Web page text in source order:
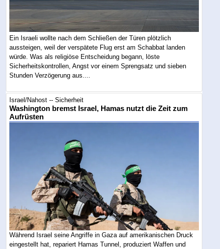
Ein Israeli wollte nach dem Schließen der Türen plötzlich
aussteigen, weil der verspätete Flug erst am Schabbat landen
würde. Was als religiöse Entscheidung begann, löste
Sicherheitskontrollen, Angst vor einem Sprengsatz und sieben
Stunden Verzögerung aus....
Israel/Nahost -- Sicherheit
Washington bremst Israel, Hamas nutzt die Zeit zum
Aufrüsten
Während Israel seine Angriffe in Gaza auf amerikanischen Druck
eingestellt hat, repariert Hamas Tunnel, produziert Waffen und